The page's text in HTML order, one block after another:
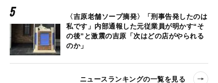
〈吉原老舗ソープ摘発〉「刑事告発したのは
私です」内部通報した元従業員が明かす“そ
の後”と激震の吉原「次はどの店がやられる
のか」
ニュースランキングの一覧を見る